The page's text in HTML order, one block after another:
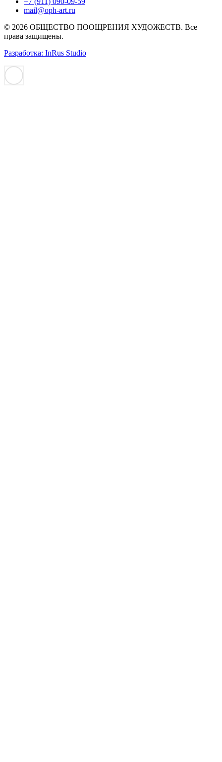
mail@oph-art.ru
© 2026 ОБЩЕСТВО ПООЩРЕНИЯ ХУДОЖЕСТВ. Все
права защищены.
Разработка: InRus Studio